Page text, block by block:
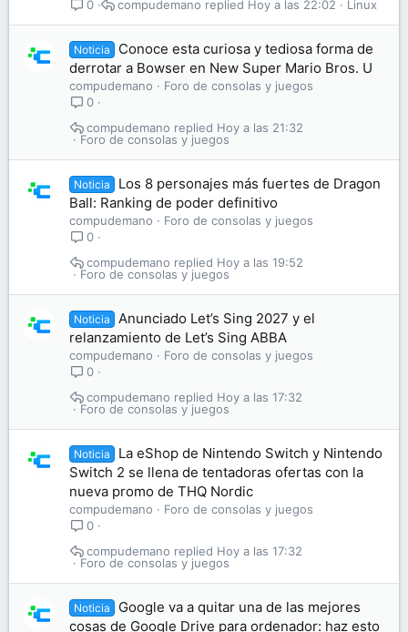
0
Linux
Hoy a las 22:02
compudemano
Noticia
Conoce esta curiosa y tediosa forma de
derrotar a Bowser en New Super Mario Bros. U
compudemano
Foro de consolas y juegos
0
Foro de consolas y juegos
Hoy a las 21:32
compudemano
Noticia
Los 8 personajes más fuertes de Dragon
Ball: Ranking de poder definitivo
compudemano
Foro de consolas y juegos
0
Foro de consolas y juegos
Hoy a las 19:52
compudemano
Noticia
Anunciado Let’s Sing 2027 y el
relanzamiento de Let’s Sing ABBA
compudemano
Foro de consolas y juegos
0
Foro de consolas y juegos
Hoy a las 17:32
compudemano
Noticia
La eShop de Nintendo Switch y Nintendo
Switch 2 se llena de tentadoras ofertas con la
nueva promo de THQ Nordic
compudemano
Foro de consolas y juegos
0
Foro de consolas y juegos
Hoy a las 17:32
compudemano
Noticia
Google va a quitar una de las mejores
cosas de Google Drive para ordenador: haz esto